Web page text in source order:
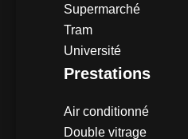
Supermarché
Tram
Université
Prestations
Air conditionné
Double vitrage